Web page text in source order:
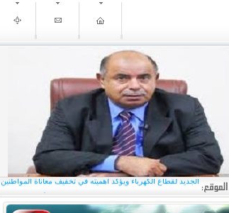
عضو مجلس القيادة محافظ حضرموت يثمّن الدعم السعودي
الجديد لقطاع الكهرباء ويؤكد أهميته في تخفيف معاناة المواطنين
عضو مجلس القيادة الخنبشي يطلع من وزير الأوقاف على
أوضاع الحجاج من أبناء حضرموت واليمن عامة